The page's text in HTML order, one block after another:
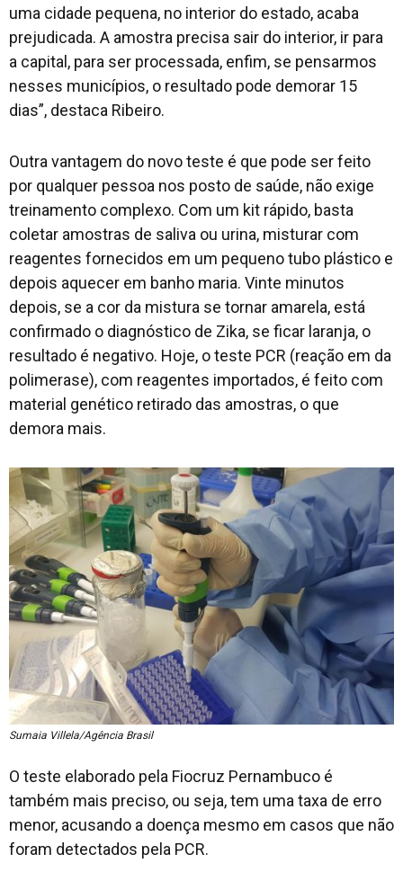
uma cidade pequena, no interior do estado, acaba
prejudicada. A amostra precisa sair do interior, ir para
a capital, para ser processada, enfim, se pensarmos
nesses municípios, o resultado pode demorar 15
dias”, destaca Ribeiro.
Outra vantagem do novo teste é que pode ser feito
por qualquer pessoa nos posto de saúde, não exige
treinamento complexo. Com um kit rápido, basta
coletar amostras de saliva ou urina, misturar com
reagentes fornecidos em um pequeno tubo plástico e
depois aquecer em banho maria. Vinte minutos
depois, se a cor da mistura se tornar amarela, está
confirmado o diagnóstico de Zika, se ficar laranja, o
resultado é negativo. Hoje, o teste PCR (reação em da
polimerase), com reagentes importados, é feito com
material genético retirado das amostras, o que
demora mais.
Sumaia Villela/Agência Brasil
O teste elaborado pela Fiocruz Pernambuco é
também mais preciso, ou seja, tem uma taxa de erro
menor, acusando a doença mesmo em casos que não
foram detectados pela PCR.